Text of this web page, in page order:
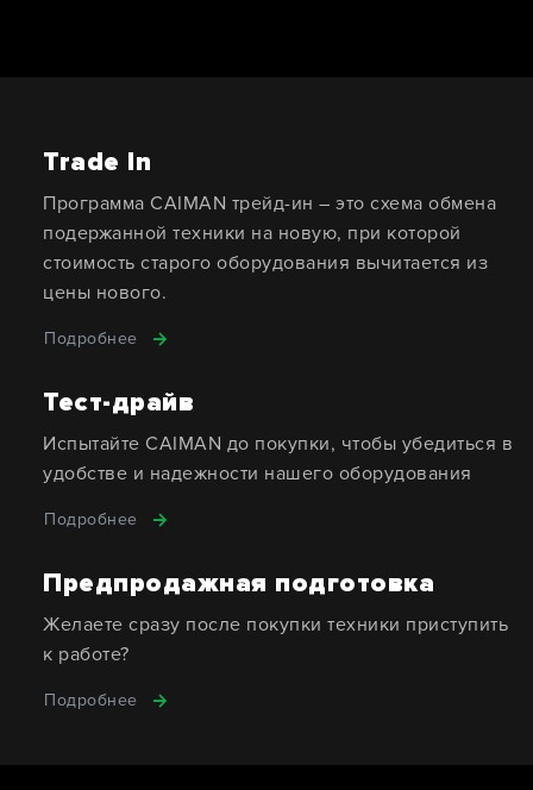
Trade In
Программа CAIMAN трейд-ин – это схема обмена
подержанной техники на новую, при которой
стоимость старого оборудования вычитается из
цены нового.
Подробнее
Тест-драйв
Испытайте CAIMAN до покупки, чтобы убедиться в
удобстве и надежности нашего оборудования
Подробнее
Предпродажная подготовка
Желаете сразу после покупки техники приступить
к работе?
Подробнее